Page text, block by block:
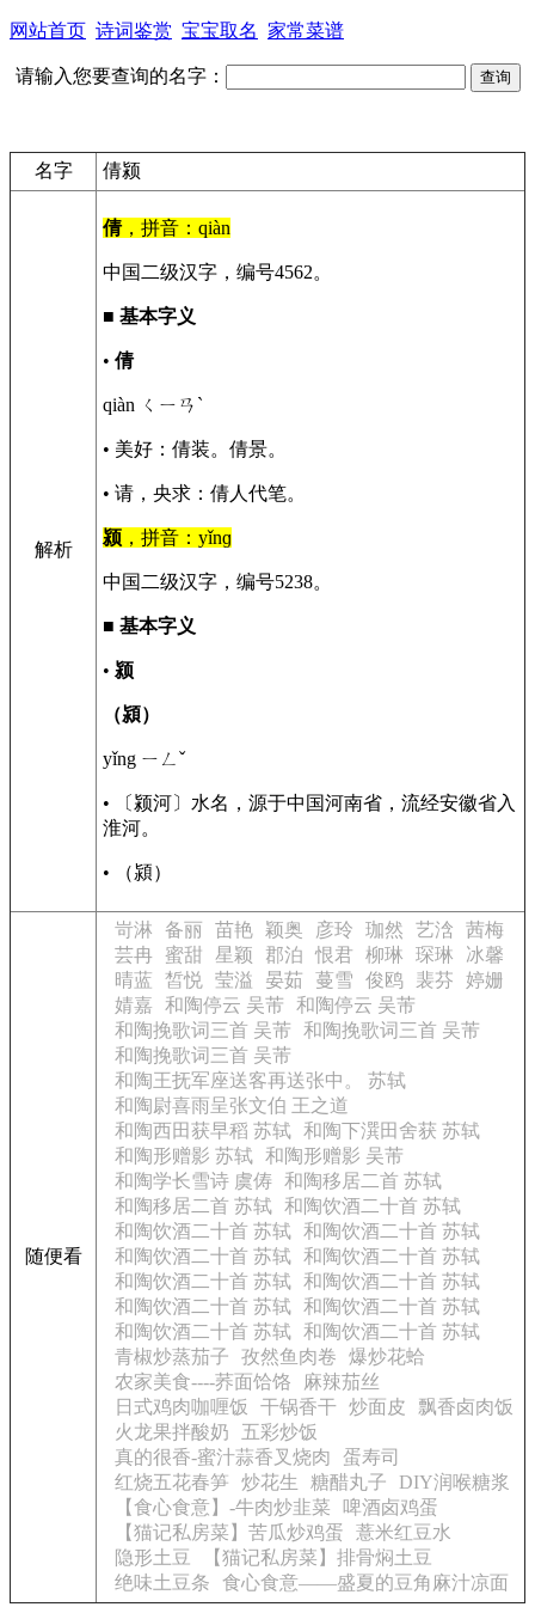
网站首页 诗词鉴赏 宝宝取名 家常菜谱
请输入您要查询的名字：
名字 倩颍
解析
倩，拼音：qiàn
中国二级汉字，编号4562。
■ 基本字义
• 倩
qiàn ㄑㄧㄢˋ
• 美好：倩装。倩景。
• 请，央求：倩人代笔。
颍 ，拼音：yǐnɡ
中国二级汉字，编号5238。
■ 基本字义
• 颍
（潁）
yǐng ㄧㄥˇ
• 〔颍河〕水名，源于中国河南省，流经安徽省入
淮河。
• （潁）
随便看
岢淋 备丽 苗艳 颖奥 彦玲 珈然 艺浛
茜梅
芸冉 蜜甜 星颖 郡泊 恨君 柳琳 琛琳
冰馨
晴蓝
皙悦 莹溢 晏茹 蔓雪 俊鸥 裴芬
婷姗
婧嘉
和陶停云 吴芾
和陶停云 吴芾
和陶挽歌词三首 吴芾
和陶挽歌词三首 吴芾
和陶挽歌词三首 吴芾
和陶王抚军座送客再送张中。 苏轼
和陶尉喜雨呈张文伯 王之道
和陶西田获早稻 苏轼 和陶下潠田舍获 苏轼
和陶形赠影 苏轼 和陶形赠影 吴芾
和陶学长雪诗 虞俦 和陶移居二首 苏轼
和陶移居二首 苏轼 和陶饮酒二十首 苏轼
和陶饮酒二十首 苏轼 和陶饮酒二十首 苏轼
和陶饮酒二十首 苏轼 和陶饮酒二十首 苏轼
和陶饮酒二十首 苏轼 和陶饮酒二十首 苏轼
和陶饮酒二十首 苏轼 和陶饮酒二十首 苏轼
和陶饮酒二十首 苏轼 和陶饮酒二十首 苏轼
青椒炒蒸茄子
孜然鱼肉卷
爆炒花蛤
农家美食----荞面饸饹
麻辣茄丝
日式鸡肉咖喱饭
干锅香干 炒面皮
飘香卤肉饭
火龙果拌酸奶
五彩炒饭
真的很香-蜜汁蒜香叉烧肉
蛋寿司
红烧五花春笋
炒花生 糖醋丸子
DIY润喉糖浆
【食心食意】-牛肉炒韭菜
啤酒卤鸡蛋
【猫记私房菜】苦瓜炒鸡蛋
薏米红豆水
隐形土豆
【猫记私房菜】排骨焖土豆
绝味土豆条
食心食意——盛夏的豆角麻汁凉面